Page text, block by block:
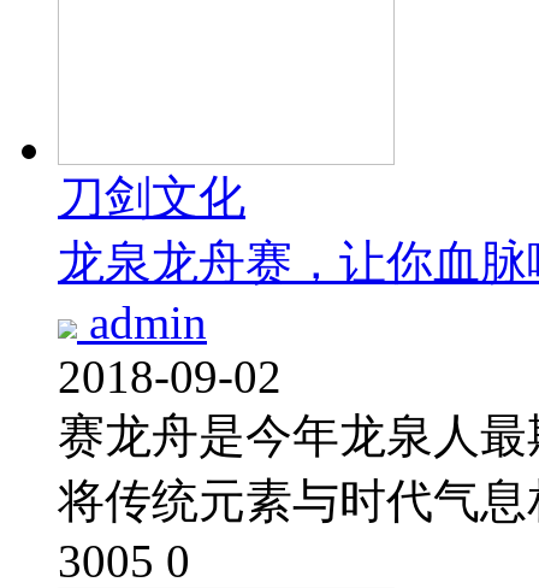
刀剑文化
龙泉龙舟赛，让你血脉
admin
2018-09-02
赛龙舟是今年龙泉人
将传统元素与时代气
3005 0